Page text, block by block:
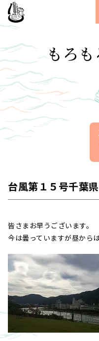
望
川
-
BOSENKANもろ
台風第１５号千葉
皆さまお早うございます。
今は曇っていますが昼から